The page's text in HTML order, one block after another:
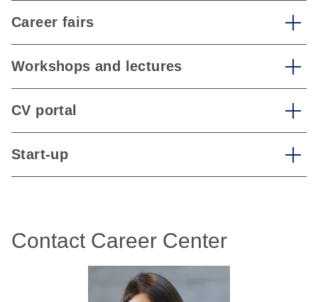
Career fairs
Workshops and lectures
CV portal
Start-up
Contact Career Center